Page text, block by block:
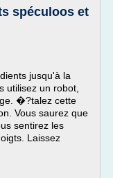
spéculoos et
jusqu'à la
utilisez un robot,
�?talez cette
Vous saurez que
sentirez les
Laissez